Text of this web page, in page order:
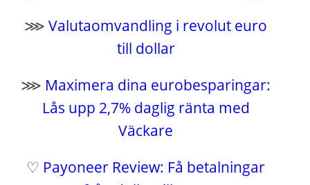
⋙Valutaomvandling i revolut euro
till dollar
⋙ Maximera dina eurobesparingar:
Lås upp 2,7% daglig ränta med
Väckare
♡ Payoneer Review: Få betalningar